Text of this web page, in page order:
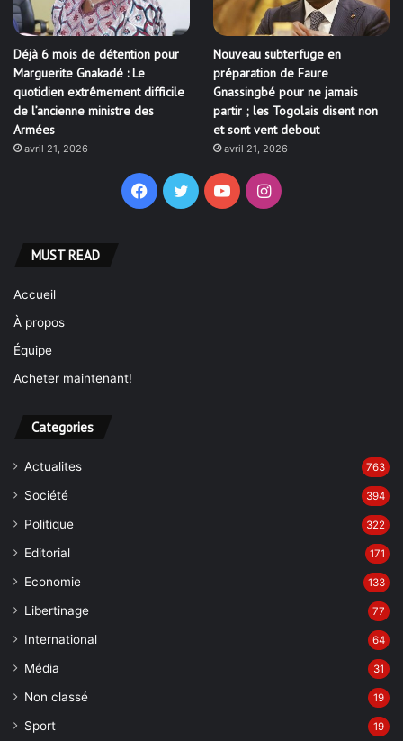
Déjà 6 mois de détention pour
Marguerite Gnakadé : Le
quotidien extrêmement difficile
de l’ancienne ministre des
Armées
avril 21, 2026
Nouveau subterfuge en
préparation de Faure
Gnassingbé pour ne jamais
partir ; les Togolais disent non
et sont vent debout
avril 21, 2026
Facebook
TwitterYouTubeInstagram
MUST READ
Accueil
À propos
Équipe
Acheter maintenant!
Categories
Actualites 763
Société 394
Politique 322
Editorial 171
Economie 133
Libertinage 77
International 64
Média 31
Non classé 19
Sport 19